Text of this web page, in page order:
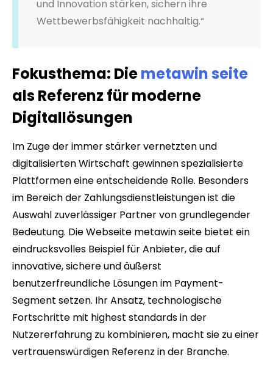
und Innovation stärken, sichern ihre
Wettbewerbsfähigkeit nachhaltig.“
Fokusthema: Diemetawin seite
als Referenz für moderne
Digitallösungen
Im Zuge der immer stärker vernetzten und
digitalisierten Wirtschaft gewinnen spezialisierte
Plattformen eine entscheidende Rolle. Besonders
im Bereich der Zahlungsdienstleistungen ist die
Auswahl zuverlässiger Partner von grundlegender
Bedeutung. Die Webseite metawin seite bietet ein
eindrucksvolles Beispiel für Anbieter, die auf
innovative, sichere und äußerst
benutzerfreundliche Lösungen im Payment-
Segment setzen. Ihr Ansatz, technologische
Fortschritte mit highest standards in der
Nutzererfahrung zu kombinieren, macht sie zu einer
vertrauenswürdigen Referenz in der Branche.